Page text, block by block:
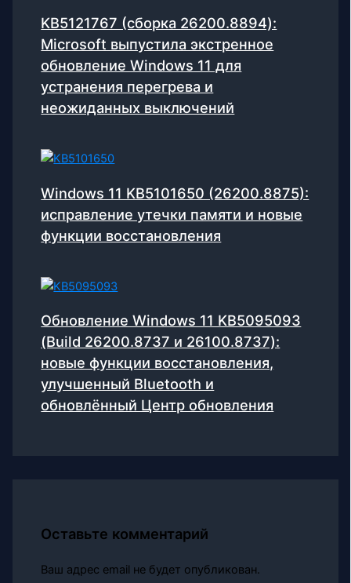
KB5121767 (сборка 26200.8894):
Microsoft выпустила экстренное
обновление Windows 11 для
устранения перегрева и
неожиданных выключений
Windows 11 KB5101650 (26200.8875):
исправление утечки памяти и новые
функции восстановления
Обновление Windows 11 KB5095093
(Build 26200.8737 и 26100.8737):
новые функции восстановления,
улучшенный Bluetooth и
обновлённый Центр обновления
Оставьте комментарий
Ваш адрес email не будет опубликован.